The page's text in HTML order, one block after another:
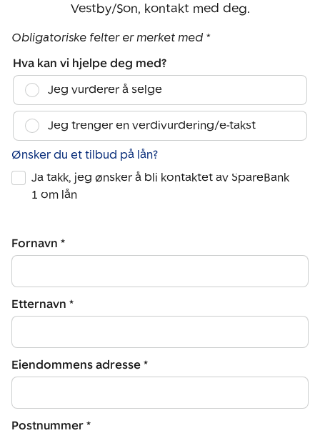
Vestby/Son, kontakt med deg.
Obligatoriske felter er merket med *
Hva kan vi hjelpe deg med?
Jeg vurderer å selge
Jeg trenger en verdivurdering/e-takst
Ønsker du et tilbud på lån?
Ja takk, jeg ønsker å bli kontaktet av SpareBank
1 om lån
Fornavn *
Etternavn *
Eiendommens adresse *
Postnummer *